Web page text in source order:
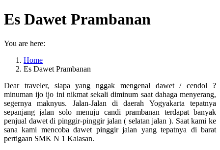
Es Dawet Prambanan
You are here:
Home
Es Dawet Prambanan
Dear traveler, siapa yang nggak mengenal dawet / cendol ?
minuman ijo ijo ini nikmat sekali diminum saat dahaga menyerang,
segernya maknyus. Jalan-Jalan di daerah Yogyakarta tepatnya
sepanjang jalan solo menuju candi prambanan terdapat banyak
penjual dawet di pinggir-pinggir jalan ( selatan jalan ). Saat kami ke
sana kami mencoba dawet pinggir jalan yang tepatnya di barat
pertigaan SMK N 1 Kalasan.